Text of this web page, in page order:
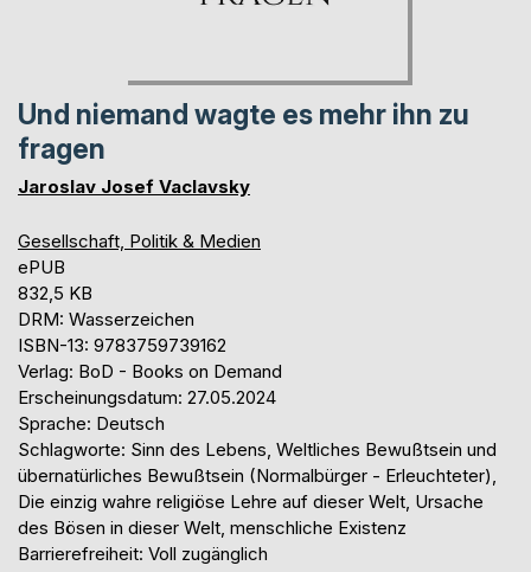
Und niemand wagte es mehr ihn zu
fragen
Jaroslav Josef Vaclavsky
Gesellschaft, Politik & Medien
ePUB
832,5 KB
DRM: Wasserzeichen
ISBN-13: 9783759739162
Verlag: BoD - Books on Demand
Erscheinungsdatum: 27.05.2024
Sprache: Deutsch
Schlagworte: Sinn des Lebens, Weltliches Bewußtsein und
übernatürliches Bewußtsein (Normalbürger - Erleuchteter),
Die einzig wahre religiöse Lehre auf dieser Welt, Ursache
des Bösen in dieser Welt, menschliche Existenz
Barrierefreiheit: Voll zugänglich